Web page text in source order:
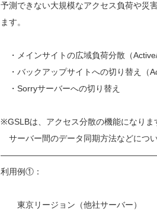
予測できない大規模なアクセス負荷や災
ます。
・メインサイトの広域負荷分散（Active/
・バックアップサイトへの切り替え（
・Sorryサーバーへの切り替え
※GSLBは、アクセス分散の機能になりま
サーバー間のデータ同期方法などにつ
利用例①：
東京リージョン（他社サーバー）